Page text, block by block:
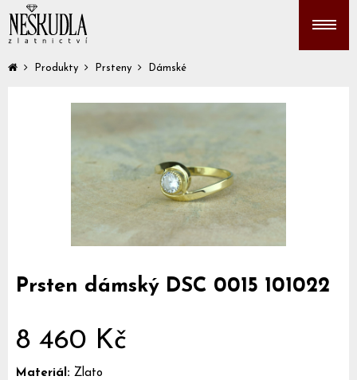
Produkty Prsteny Dámské
Prsten dámský DSC 0015 101022
8 460 Kč
Materiál: Zlato